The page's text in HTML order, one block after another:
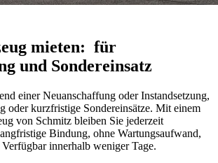
mieten:  für
und Sondereinsatz
einer Neuanschaffung oder Instandsetzung,
oder kurzfristige Sondereinsätze. Mit einem
von Schmitz bleiben Sie jederzeit
Bindung, ohne Wartungsaufwand,
innerhalb weniger Tage.